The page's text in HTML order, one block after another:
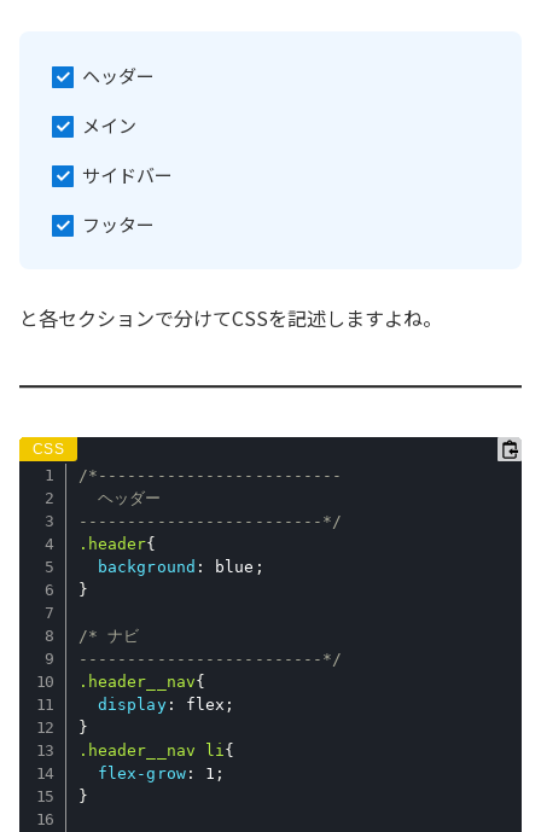
ヘッダー
メイン
サイドバー
フッター
と各セクションで分けてCSSを記述しますよね。
/*-------------------------
  ヘッダー
-------------------------*/
.header{
background : blue ;
}
/* ナビ
-------------------------*/
.header__nav{
display: flex ;
}
.header__nav li{
flex-grow: 1 ;
}